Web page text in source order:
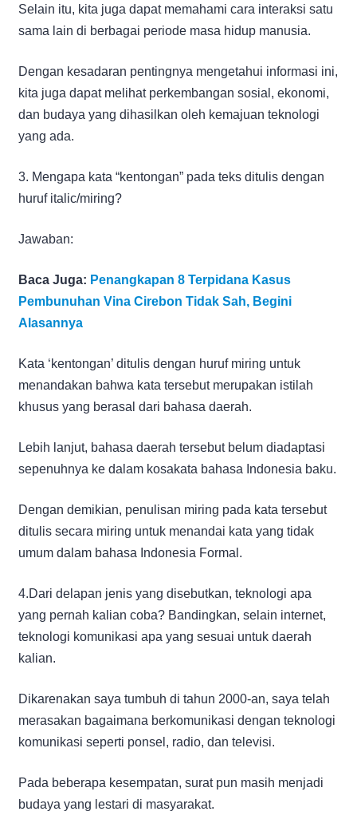
Selain itu, kita juga dapat memahami cara interaksi satu
sama lain di berbagai periode masa hidup manusia.
Dengan kesadaran pentingnya mengetahui informasi ini,
kita juga dapat melihat perkembangan sosial, ekonomi,
dan budaya yang dihasilkan oleh kemajuan teknologi
yang ada.
3. Mengapa kata “kentongan” pada teks ditulis dengan
huruf italic/miring?
Jawaban:
Baca Juga: Penangkapan 8 Terpidana Kasus
Pembunuhan Vina Cirebon Tidak Sah, Begini
Alasannya
Kata ‘kentongan’ ditulis dengan huruf miring untuk
menandakan bahwa kata tersebut merupakan istilah
khusus yang berasal dari bahasa daerah.
Lebih lanjut, bahasa daerah tersebut belum diadaptasi
sepenuhnya ke dalam kosakata bahasa Indonesia baku.
Dengan demikian, penulisan miring pada kata tersebut
ditulis secara miring untuk menandai kata yang tidak
umum dalam bahasa Indonesia Formal.
4.Dari delapan jenis yang disebutkan, teknologi apa
yang pernah kalian coba? Bandingkan, selain internet,
teknologi komunikasi apa yang sesuai untuk daerah
kalian.
Dikarenakan saya tumbuh di tahun 2000-an, saya telah
merasakan bagaimana berkomunikasi dengan teknologi
komunikasi seperti ponsel, radio, dan televisi.
Pada beberapa kesempatan, surat pun masih menjadi
budaya yang lestari di masyarakat.